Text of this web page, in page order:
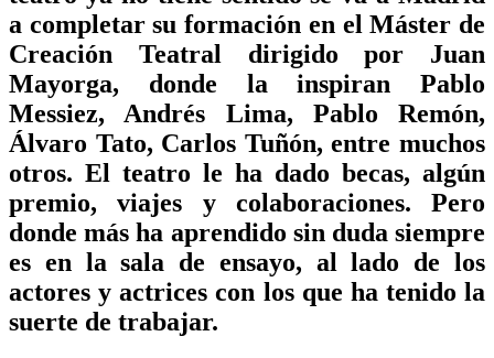
a completar su formación en el Máster de
Creación Teatral dirigido por Juan
Mayorga, donde la inspiran Pablo
Messiez, Andrés Lima, Pablo Remón,
Álvaro Tato, Carlos Tuñón, entre muchos
otros. El teatro le ha dado becas, algún
premio, viajes y colaboraciones. Pero
donde más ha aprendido sin duda siempre
es en la sala de ensayo, al lado de los
actores y actrices con los que ha tenido la
suerte de trabajar.